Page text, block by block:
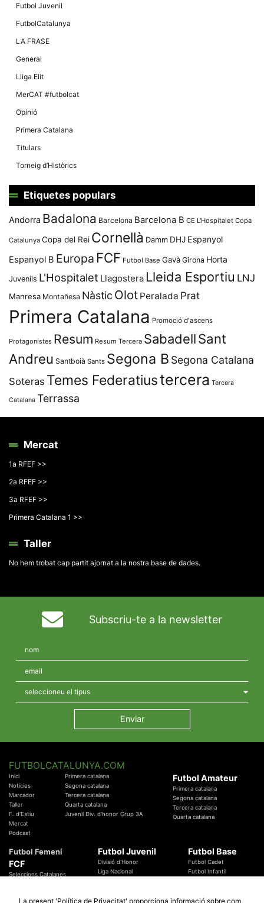
Futbol Juvenil
FutbolCatalunya
LA FRASE
General
Lliga Elit
MerCAT #futbolcat
Opinió
Primera Catalana
Titulars
Torneig d’Històrics
Etiquetes populars
Andorra Badalona Barcelona Barcelona B CE L'Hospitalet Copa
Catalunya Copa del Rei Cornellà Damm DHJ Espanyol
Espanyol B Europa FCF Futbol Base Gavà Girona Horta
Juvenils L'Hospitalet Llagostera Lleida Esportiu LNJ
Manresa Montañesa Nàstic Olot Peralada Prat
Primera Catalana Promoció d'ascens
Protagonistes Resum Resum Tercera SabadellSant
Andreu Santboià Sants Segona B Segona Catalana
Soteras Temes Federatiustercera Tercera
Catalana Terrassa
Mercat
1a RFEF >>
2a RFEF >>
3a RFEF >>
Primera Catalana 1 >>
Taller
No hem trobat cap partit ajornat a la nostra base de dades.
Subscriu-te a la newsletter
FUTBOLCATALUNYA.COM
Inici
Notícies
Marcador
Taller
F. d'Estiu
Mercat
Podcast
Primera catalana
Segona catalana
Tercera catalana
Quarta catalana
Juvenil Div. d'honor Grup 3A
Futbol Amateur
Primera catalana
Segona catalana
Tercera catalana
Quarta catalana
Futbol Femení
FCF
Seleccions Catalanes
Futbol Juvenil
Divisió d'Honor
Liga Nacional
Futbol Base
Futbol Cadet
Futbol Infantil
La present 'Política de Privacitat' proporciona informació sobre com